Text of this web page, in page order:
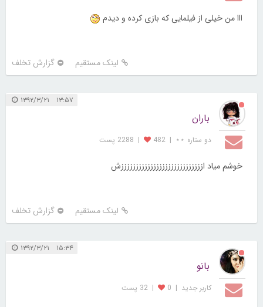
ااا من خیلی از فیلمایی که بازی کرده و دیدم
لینک مستقیم گزارش تخلف
۱۳:۵۷ ۱۳۹۲/۳/۲۱
باران
دو ستاره ⋆⋆ |
482
| 2288 پست
خوشم میاد اززززززززززززززززززززززززززززش
لینک مستقیم گزارش تخلف
۱۵:۳۴ ۱۳۹۲/۳/۲۱
بانو
کاربر جديد |
0
| 32 پست